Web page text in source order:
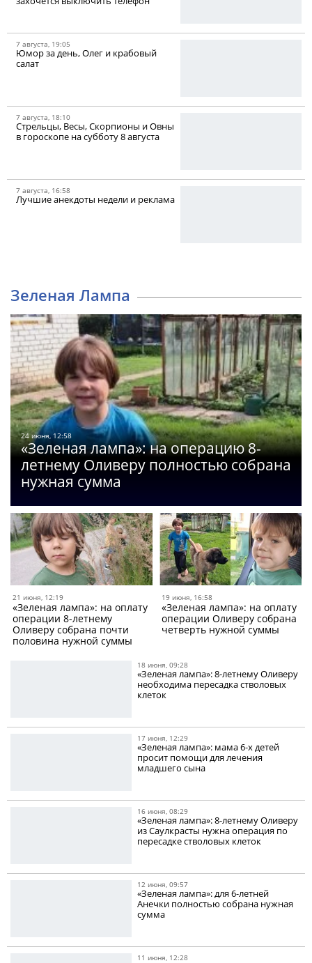
7 августа, 19:05
Юмор за день, Олег и крабовый
салат
7 августа, 18:10
Стрельцы, Весы, Скорпионы и Овны
в гороскопе на субботу 8 августа
7 августа, 16:58
Лучшие анекдоты недели и реклама
Зеленая Лампа
24 июня, 12:58
«Зеленая лампа»: на операцию 8-
летнему Оливеру полностью собрана
нужная сумма
21 июня, 12:19
«Зеленая лампа»: на оплату
операции 8-летнему
Оливеру собрана почти
половина нужной суммы
19 июня, 16:58
«Зеленая лампа»: на оплату
операции Оливеру собрана
четверть нужной суммы
18 июня, 09:28
«Зеленая лампа»: 8-летнему Оливеру
необходима пересадка стволовых
клеток
17 июня, 12:29
«Зеленая лампа»: мама 6-х детей
просит помощи для лечения
младшего сына
16 июня, 08:29
«Зеленая лампа»: 8-летнему Оливеру
из Саулкрасты нужна операция по
пересадке стволовых клеток
12 июня, 09:57
«Зеленая лампа»: для 6-летней
Анечки полностью собрана нужная
сумма
11 июня, 12:28